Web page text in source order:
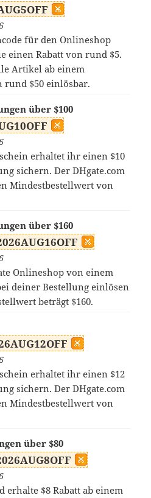
für den Onlineshop
einen Rabatt von rund $5.
Artikel ab einem
$50 einlösbar.
über $100
erhaltet ihr einen $10
sichern. Der DHgate.com
Mindestbestellwert von
über $160
Onlineshop von einem
deiner Bestellung einlösen
beträgt $160.
erhaltet ihr einen $12
sichern. Der DHgate.com
Mindestbestellwert von
über $80
$8 Rabatt ab einem